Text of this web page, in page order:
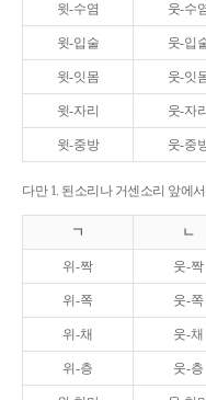
윗-수염 웃-수
윗-입술 웃-입
윗-잇몸 웃-잇
윗-자리 웃-자리
윗-중방 웃-중
다만 1. 된소리나 거센소리 앞에
ㄱ ㄴ
위-짝 웃-짝
위-쪽 웃-쪽
위-채 웃-채
위-층 웃-층